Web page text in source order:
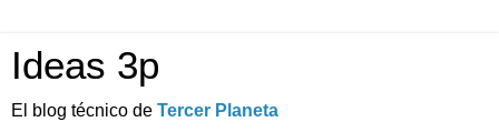
Ideas 3p
El blog técnico de Tercer Planeta